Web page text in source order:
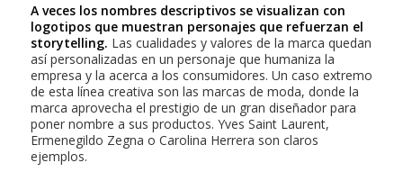
A veces los nombres descriptivos se visualizan con
logotipos que muestran personajes que refuerzan el
storytelling. Las cualidades y valores de la marca quedan
así personalizadas en un personaje que humaniza la
empresa y la acerca a los consumidores. Un caso extremo
de esta línea creativa son las marcas de moda, donde la
marca aprovecha el prestigio de un gran diseñador para
poner nombre a sus productos. Yves Saint Laurent,
Ermenegildo Zegna o Carolina Herrera son claros
ejemplos.